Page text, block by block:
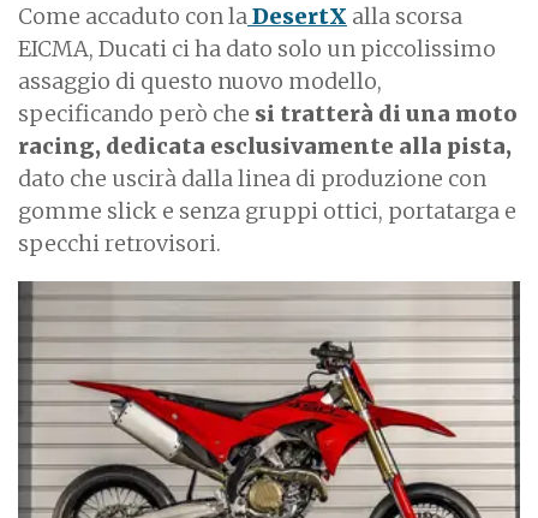
Come accaduto con laDesertX alla scorsa
EICMA, Ducati ci ha dato solo un piccolissimo
assaggio di questo nuovo modello,
specificando però che si tratterà di una moto
racing, dedicata esclusivamente alla pista,
dato che uscirà dalla linea di produzione con
gomme slick e senza gruppi ottici, portatarga e
specchi retrovisori.
m
a
g
e